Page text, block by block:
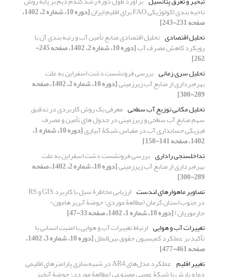
ناحیه بندی اکولوژیکی FAO برای اقلیم ایران [دوره 10، شماره 2، 1402،
صفحه 231-243]
تحلیل اقتصادی تحلیل اقتصادی منابع تأمین آب و رتبه بندی آن با
رویکرد کاهش مصرف آب [دوره 10، شماره 2، 1402، صفحه 245-
262]
تحلیل سری زمانی بررسی فرونشست دشت اسفراین به علت
بهره‌برداری از منابع آب زیرزمینی [دوره 10، شماره 2، 1402، صفحه
289-300]
تحلیل مکانی توزیع آب سطحی معرفی یک روش کاربردی در تدقیق
سهم منابع آب سطحی و زیرزمینی در جدول های تأمین و مصرف
فیزیکی حسابداری آب در مقیاس شبکۀ آبیاری [دوره 10، شماره 1،
1402، صفحه 141-158]
تداخل‏سنجی راداری بررسی فرونشست دشت اسفراین به علت
بهره‌برداری از منابع آب زیرزمینی [دوره 10، شماره 2، 1402، صفحه
289-300]
تصاویر ماهواره‏ای لندست
ارزیابی مخاطرۀ سیل با کاربرد GIS و RS
در جنوب استان کرمان (مطالعۀ موردی: حوضۀ آبریز هامون-
جازموریان)[دوره 10، شماره 1، 1402، صفحه 33-47]
تغییرات آب و هوایی ارتباط تغییرات آب و هوایی با امنیت انسانی با
تأکید بر عملکرد کمیسیون حقوق بین‌الملل [دوره 10، شماره 3، 1402،
صفحه 461-477]
تغییر اقلیم
عملکرد مدل‌های AR4 در شبیه‌سازی پارامترهای اقلیمی
دما و بارش با شبکۀ عصبی مصنوعی (مطالعۀ موردی: حوضۀ آبخیز